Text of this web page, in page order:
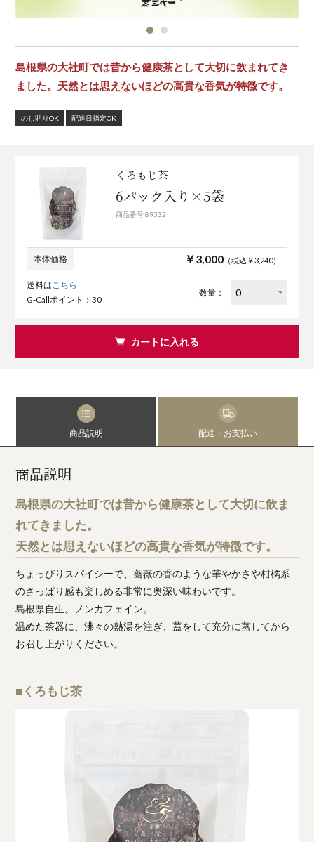
島根県の大社町では昔から健康茶として大切に飲まれてき
ました。天然とは思えないほどの高貴な香気が特徴です。
のし貼りOK 配達日指定OK
くろもじ茶
6パック入り×5袋
商品番号 89332
本体価格 ￥3,000（税込￥3,240）
送料はこちら
G-Callポイント：30
数量：
カートに入れる
商品説明 配送・お支払い
商品説明
島根県の大社町では昔から健康茶として大切に飲ま
れてきました。
天然とは思えないほどの高貴な香気が特徴です。
ちょっぴりスパイシーで、薔薇の香のような華やかさや柑橘系
のさっぱり感も楽しめる非常に奥深い味わいです。
島根県自生。ノンカフェイン。
温めた茶器に、沸々の熱湯を注ぎ、蓋をして充分に蒸してから
お召し上がりください。
■くろもじ茶